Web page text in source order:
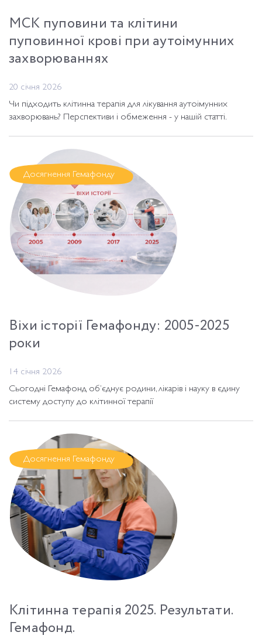
МСК пуповини та клітини
пуповинної крові при аутоімунних
захворюваннях
20 січня 2026
Чи підходить клітинна терапія для лікування аутоімунних
захворювань? Перспективи і обмеження - у нашій статті.
Досягнення Гемафонду
Віхи історії Гемафонду: 2005-2025
роки
14 січня 2026
Сьогодні Гемафонд об’єднує родини, лікарів і науку в єдину
систему доступу до клітинної терапії
Досягнення Гемафонду
Клітинна терапія 2025. Результати.
Гемафонд.